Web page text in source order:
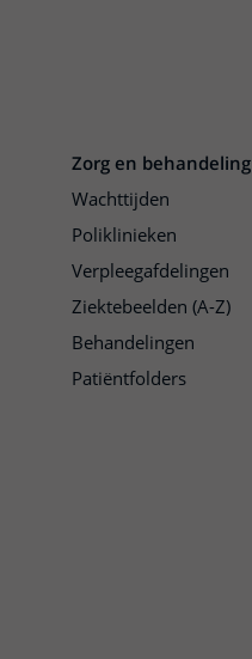
Zorg en behandeling
Wachttijden
Poliklinieken
Verpleegafdelingen
Ziektebeelden (A-Z)
Behandelingen
Patiëntfolders